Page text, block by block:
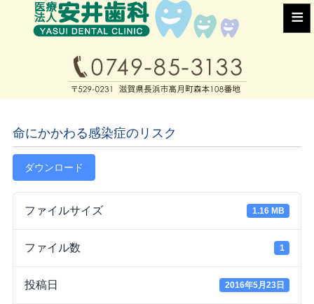
≡
命にかかわる感染症のリスク
ダウンロード
ファイルサイズ 1.16 MB
ファイル数 1
投稿日 2016年5月23日